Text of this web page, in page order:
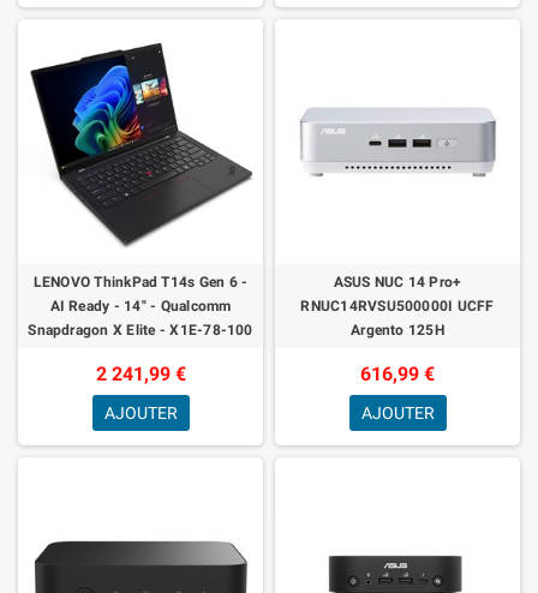
LENOVO ThinkPad T14s Gen 6 -
AI Ready - 14" - Qualcomm
Snapdragon X Elite - X1E-78-100
Français - Win
2 241,99 €
AJOUTER
ASUS NUC 14 Pro+
RNUC14RVSU500000I UCFF
Argento 125H
616,99 €
AJOUTER